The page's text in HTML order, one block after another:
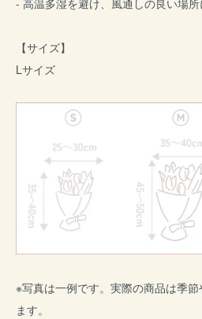
- 高温多湿を避け、風通しの良い場所
【サイズ】
Lサイズ
※写真は一例です。実際の商品は季
ます。